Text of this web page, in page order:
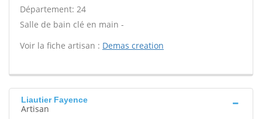
Département: 24
Salle de bain clé en main -
Voir la fiche artisan : Demas creation
Liautier Fayence
Artisan